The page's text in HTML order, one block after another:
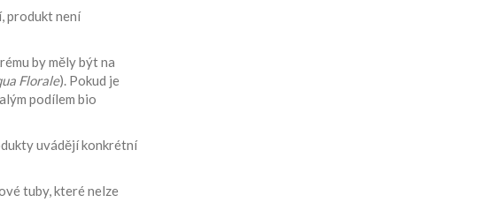
produkt není
by měly být na
Florale). Pokud je
podílem bio
uvádějí konkrétní
tuby, které nelze